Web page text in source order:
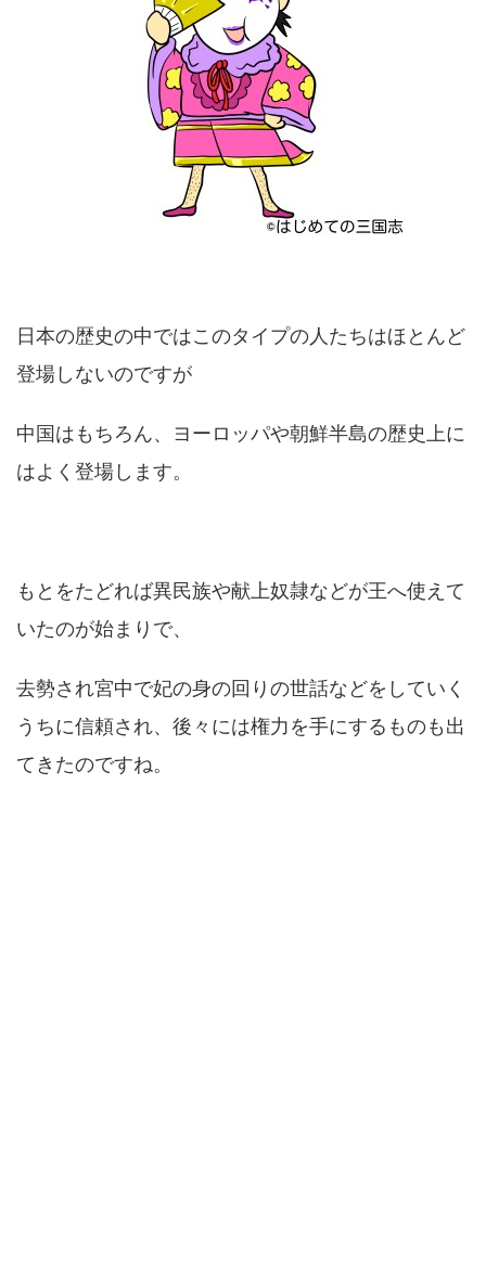
日本の歴史の中ではこのタイプの人たちはほとんど
登場しないのですが
中国はもちろん、ヨーロッパや朝鮮半島の歴史上に
はよく登場します。
もとをたどれば異民族や献上奴隷などが王へ使えて
いたのが始まりで、
去勢され宮中で妃の身の回りの世話などをしていく
うちに信頼され、後々には権力を手にするものも出
てきたのですね。